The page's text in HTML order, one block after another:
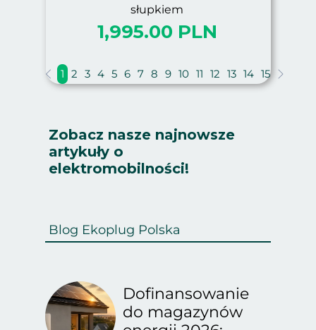
Zobacz nasze najnowsze
artykuły o
elektromobilności!
Dofinansowanie
do magazynów
Blog Ekoplug Polska
słupkiem
1,995.00 PLN
1 2 3 4 5 6 7 8 9 10 11 12 13 14 15